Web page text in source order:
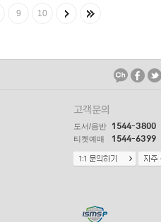
9 10
고객문의
도서/음반 1544-3800
티켓예매 1544-6399